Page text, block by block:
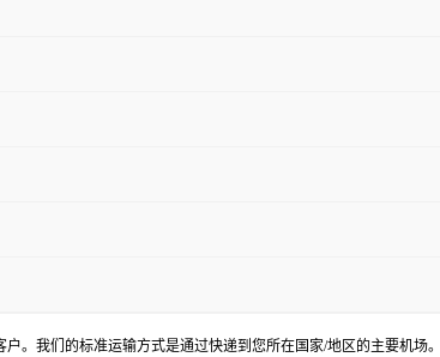
。我们的标准运输方式是通过快递到您所在国家/地区的主要机场